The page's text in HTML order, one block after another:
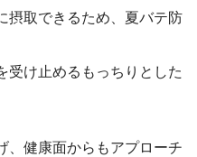
摂取できるため、夏バテ防
受け止めるもっちりとした
、健康面からもアプローチ